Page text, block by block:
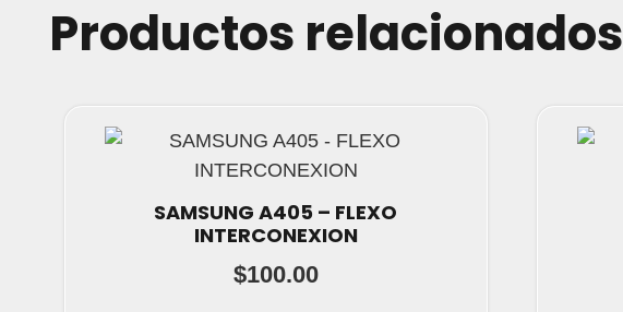
Productos relacionados
SAMSUNG A405 – FLEXO
INTERCONEXION
$100.00